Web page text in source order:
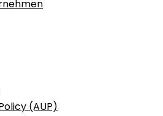
(AUP)